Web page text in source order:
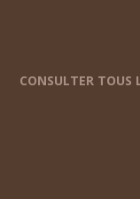
CONSULTER TOUS